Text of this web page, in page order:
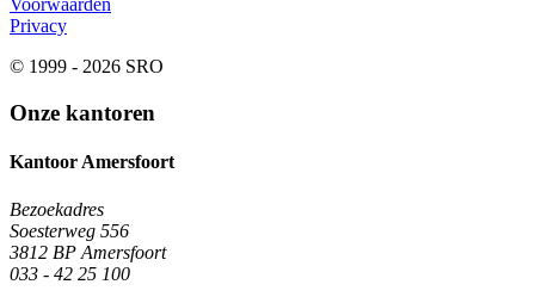
Voorwaarden
Privacy
© 1999 - 2026 SRO
Onze kantoren
Kantoor Amersfoort
Bezoekadres
Soesterweg 556
3812 BP Amersfoort
033 - 42 25 100